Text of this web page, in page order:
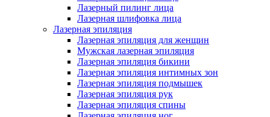
Лазерный пилинг лица
Лазерная шлифовка лица
Лазерная эпиляция
Лазерная эпиляция для женщин
Мужская лазерная эпиляция
Лазерная эпиляция бикини
Лазерная эпиляция интимных зон
Лазерная эпиляция подмышек
Лазерная эпиляция рук
Лазерная эпиляция спины